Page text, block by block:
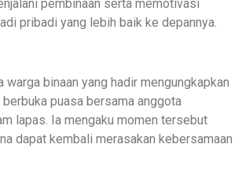
pembinaan serta memotivasi
pribadi yang lebih baik ke depannya.
warga binaan yang hadir mengungkapkan
berbuka puasa bersama anggota
lapas. Ia mengaku momen tersebut
dapat kembali merasakan kebersamaan